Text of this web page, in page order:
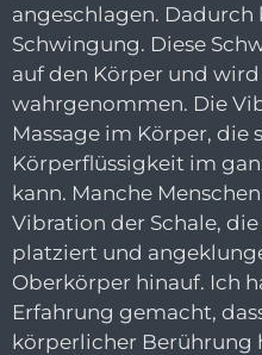
angeschlagen. Dadurch
Schwingung. Diese
auf den Körper und
wahrgenommen. Die
Massage im Körper, die
Körperflüssigkeit im
kann. Manche
Vibration der Schale,
platziert und
Oberkörper hinauf. Ich
Erfahrung gemacht,
körperlicher Berührung